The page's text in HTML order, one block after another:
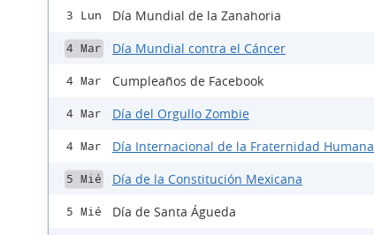
3 Lun Día Mundial de la Zanahoria
4 Mar Día Mundial contra el Cáncer
4 Mar Cumpleaños de Facebook
4 Mar Día del Orgullo Zombie
4 Mar Día Internacional de la Fraternidad Humana
5 Mié Día de la Constitución Mexicana
5 Mié Día de Santa Águeda